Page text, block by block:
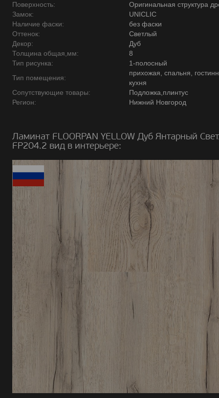
Поверхность:
Оригинальная структура
Замок:
UNICLIC
Наличие фаски:
без фаски
Оттенок:
Светлый
Декор:
Дуб
Толщина общая,мм:
8
Тип рисунка:
1-полосный
Тип помещения:
прихожая, спальня,
кухня
Сопутствующие товары:
Подложка,плинтус
Регион:
Нижний Новгород
Ламинат FLOORPAN YELLOW Дуб Янтарный
FP204.2 вид в интерьере: